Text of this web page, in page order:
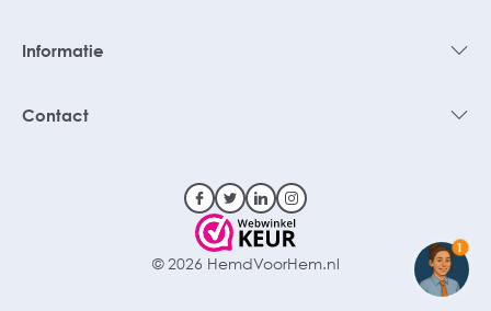
Informatie
Contact
© 2026 HemdVoorHem.nl
1